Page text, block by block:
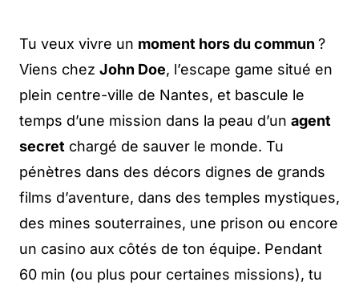
Tu veux vivre un moment hors du commun ?
Viens chez John Doe, l’escape game situé en
plein centre-ville de Nantes, et bascule le
temps d’une mission dans la peau d’un agent
secret chargé de sauver le monde. Tu
pénètres dans des décors dignes de grands
films d’aventure, dans des temples mystiques,
des mines souterraines, une prison ou encore
un casino aux côtés de ton équipe. Pendant
60 min (ou plus pour certaines missions), tu